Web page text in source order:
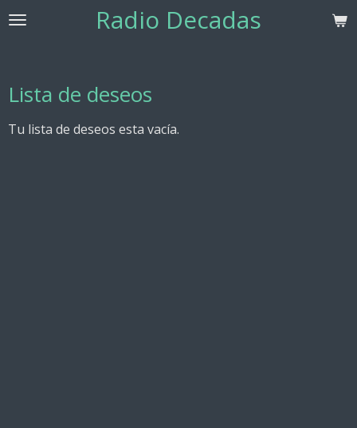
Ir
Radio Decadas
Lista de deseos
Tu lista de deseos esta vacía.